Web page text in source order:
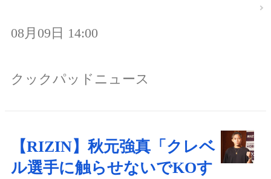
08月09日 14:00
クックパッドニュース
【RIZIN】秋元強真「クレベ
ル選手に触らせないでKOす